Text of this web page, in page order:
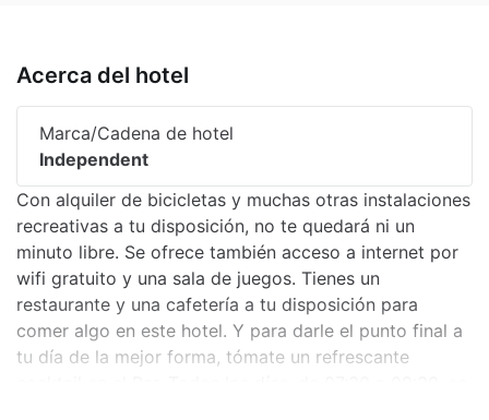
Acerca del hotel
Marca/Cadena de hotel
Independent
Con alquiler de bicicletas y muchas otras instalaciones
recreativas a tu disposición, no te quedará ni un
minuto libre. Se ofrece también acceso a internet por
wifi gratuito y una sala de juegos. Tienes un
restaurante y una cafetería a tu disposición para
comer algo en este hotel. Y para darle el punto final a
tu día de la mejor forma, tómate un refrescante